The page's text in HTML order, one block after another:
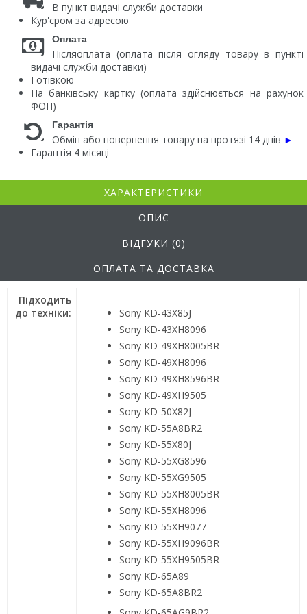
В пункт видачі служби доставки
Кур'єром за адресою
Оплата
Післяоплата (оплата після огляду товару в пункті
видачі служби доставки)
Готівкою
На банківську картку (оплата здійснюється на рахунок
ФОП)
Гарантія
Обмін або повернення товару на протязі 14 днів ►
Гарантія 4 місяці
ХАРАКТЕРИСТИКИ
ОПИС
ВІДГУКИ (0)
ОПЛАТА ТА ДОСТАВКА
Підходить
до техніки:
Sony KD-43X85J
Sony KD-43XH8096
Sony KD-49XH8005BR
Sony KD-49XH8096
Sony KD-49XH8596BR
Sony KD-49XH9505
Sony KD-50X82J
Sony KD-55A8BR2
Sony KD-55X80J
Sony KD-55XG8596
Sony KD-55XG9505
Sony KD-55XH8005BR
Sony KD-55XH8096
Sony KD-55XH9077
Sony KD-55XH9096BR
Sony KD-55XH9505BR
Sony KD-65A89
Sony KD-65A8BR2